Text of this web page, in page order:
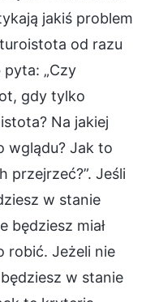
jakiś problem
od razu
„Czy
gdy tylko
Na jakiej
wglądu? Jak to
przejrzeć?”. Jeśli
w stanie
będziesz miał
robić. Jeżeli nie
w stanie